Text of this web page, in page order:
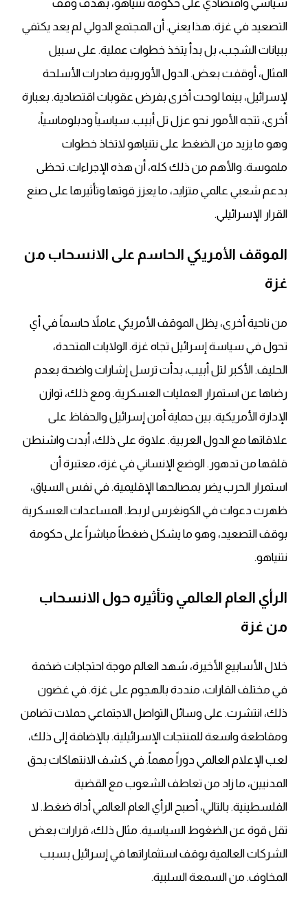
سياسي واقتصادي على حكومة نتنياهو، بهدف وقف
التصعيد في غزة. هذا يعني. أن المجتمع الدولي لم يعد يكتفي
ببيانات الشجب، بل بدأ يتخذ خطوات عملية. على سبيل
المثال، أوقفت بعض. الدول الأوروبية صادرات الأسلحة
لإسرائيل، بينما لوحت أخرى بفرض عقوبات اقتصادية. بعبارة
أخرى، تتجه الأمور نحو عزل تل أبيب. سياسياً ودبلوماسياً،
وهو ما يزيد من الضغط على نتنياهو لاتخاذ خطوات
ملموسة. والأهم من ذلك كله، أن هذه الإجراءات. تحظى
بدعم شعبي عالمي متزايد، ما يعزز قوتها وتأثيرها على صنع
القرار الإسرائيلي.
الموقف الأمريكي الحاسم على الانسحاب من
غزة
من ناحية أخرى، يظل الموقف الأمريكي عاملاً حاسماً في أي
تحول في سياسة إسرائيل تجاه غزة. الولايات المتحدة،
الحليف. الأكبر لتل أبيب، بدأت ترسل إشارات واضحة بعدم
رضاها عن استمرار العمليات العسكرية. ومع ذلك، توازن
الإدارة الأمريكية. بين حماية أمن إسرائيل والحفاظ على
علاقاتها مع الدول العربية. علاوة على ذلك، أبدت واشنطن
قلقها من تدهور. الوضع الإنساني في غزة، معتبرة أن
استمرار الحرب يضر بمصالحها الإقليمية. في نفس السياق،
ظهرت دعوات في الكونغرس لربط. المساعدات العسكرية
بوقف التصعيد، وهو ما يشكل ضغطاً مباشراً على حكومة
نتنياهو.
الرأي العام العالمي وتأثيره حول الانسحاب
من غزة
خلال الأسابيع الأخيرة، شهد العالم موجة احتجاجات ضخمة
في مختلف القارات، منددة بالهجوم على غزة. في غضون
ذلك، انتشرت. على وسائل التواصل الاجتماعي حملات تضامن
ومقاطعة واسعة للمنتجات الإسرائيلية. بالإضافة إلى ذلك،
لعب الإعلام العالمي دوراً مهماً. في كشف الانتهاكات بحق
المدنيين، ما زاد من تعاطف الشعوب مع القضية
الفلسطينية. بالتالي، أصبح الرأي العام العالمي أداة ضغط. لا
تقل قوة عن الضغوط السياسية. مثال ذلك، قرارات بعض
الشركات العالمية بوقف استثماراتها في إسرائيل بسبب
المخاوف. من السمعة السلبية.